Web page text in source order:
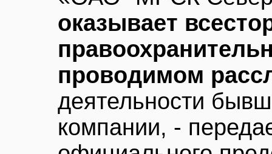
оказывает
проводимом
деятельности
компании, -